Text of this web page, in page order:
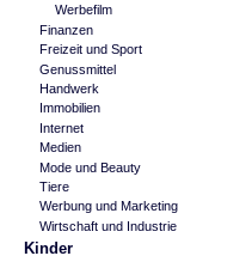
Werbefilm
Finanzen
Freizeit und Sport
Genussmittel
Handwerk
Immobilien
Internet
Medien
Mode und Beauty
Tiere
Werbung und Marketing
Wirtschaft und Industrie
Kinder